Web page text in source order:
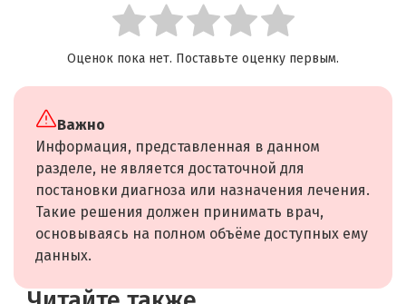
Оценок пока нет. Поставьте оценку первым.
Важно
Информация, представленная в данном
разделе, не является достаточной для
постановки диагноза или назначения лечения.
Такие решения должен принимать врач,
основываясь на полном объёме доступных ему
данных.